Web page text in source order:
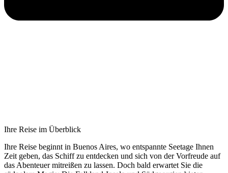
Ihre Reise im Überblick
Ihre Reise beginnt in Buenos Aires, wo entspannte Seetage Ihnen
Zeit geben, das Schiff zu entdecken und sich von der Vorfreude auf
das Abenteuer mitreißen zu lassen. Doch bald erwartet Sie die